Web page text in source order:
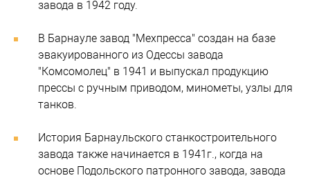
завода в 1942 году.
В Барнауле завод "Мехпресса" создан на базе
эвакуированного из Одессы завода
"Комсомолец" в 1941 и выпускал продукцию
прессы с ручным приводом, минометы, узлы для
танков.
История Барнаульского станкостроительного
завода также начинается в 1941г., когда на
основе Подольского патронного завода, завода